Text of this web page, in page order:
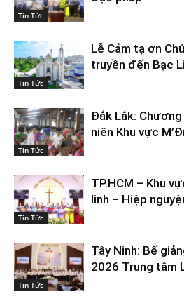
Tin Tức
Tin Tức
Lễ Cảm tạ ơn
truyền đến Bạc
Tin Tức
Đắk Lắk:
niên Khu vực
Tin Tức
TP.HCM – Khu
linh – Hiệp
Tin Tức
Tây Ninh: Bế
2026 Trung tâm